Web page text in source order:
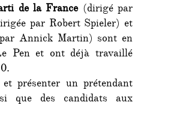
à
droite
du
de la France(dirigé par
par Robert Spieler) et
Annick Martin) sont en
Pen et ont déjà travaillé
présenter un prétendant
que des candidats aux